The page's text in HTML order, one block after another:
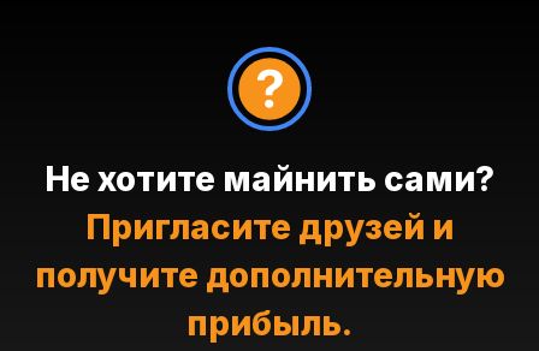
Не хотите майнить сами?
Пригласите друзей и
получите дополнительную
прибыль.